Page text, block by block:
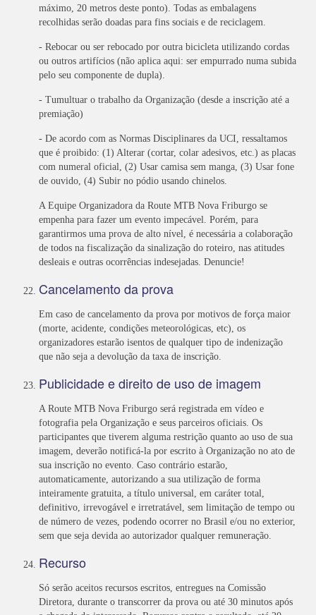
máximo, 20 metros deste ponto). Todas as embalagens
recolhidas serão doadas para fins sociais e de reciclagem.
- Rebocar ou ser rebocado por outra bicicleta utilizando cordas
ou outros artifícios (não aplica aqui: ser empurrado numa subida
pelo seu componente de dupla).
- Tumultuar o trabalho da Organização (desde a inscrição até a
premiação)
- De acordo com as Normas Disciplinares da UCI, ressaltamos
que é proibido: (1) Alterar (cortar, colar adesivos, etc.) as placas
com numeral oficial, (2) Usar camisa sem manga, (3) Usar fone
de ouvido, (4) Subir no pódio usando chinelos.
A Equipe Organizadora da Route MTB Nova Friburgo se
empenha para fazer um evento impecável. Porém, para
garantirmos uma prova de alto nível, é necessária a colaboração
de todos na fiscalização da sinalização do roteiro, nas atitudes
desleais e outras ocorrências indesejadas. Denuncie!
Cancelamento da prova
Em caso de cancelamento da prova por motivos de força maior
(morte, acidente, condições meteorológicas, etc), os
organizadores estarão isentos de qualquer tipo de indenização
que não seja a devolução da taxa de inscrição.
Publicidade e direito de uso de imagem
A Route MTB Nova Friburgo será registrada em vídeo e
fotografia pela Organização e seus parceiros oficiais. Os
participantes que tiverem alguma restrição quanto ao uso de sua
imagem, deverão notificá-la por escrito à Organização no ato de
sua inscrição no evento. Caso contrário estarão,
automaticamente, autorizando a sua utilização de forma
inteiramente gratuita, a título universal, em caráter total,
definitivo, irrevogável e irretratável, sem limitação de tempo ou
de número de vezes, podendo ocorrer no Brasil e/ou no exterior,
sem que seja devida ao autorizador qualquer remuneração.
Recurso
Só serão aceitos recursos escritos, entregues na Comissão
Diretora, durante o transcorrer da prova ou até 30 minutos após